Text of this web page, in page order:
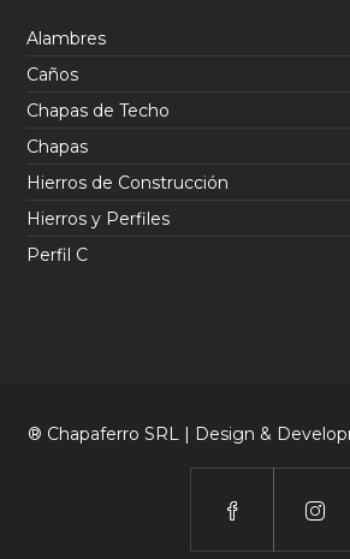
Alambres
Caños
Chapas de Techo
Chapas
Hierros de Construcción
Hierros y Perfiles
Perfil C
® Chapaferro SRL | Design &